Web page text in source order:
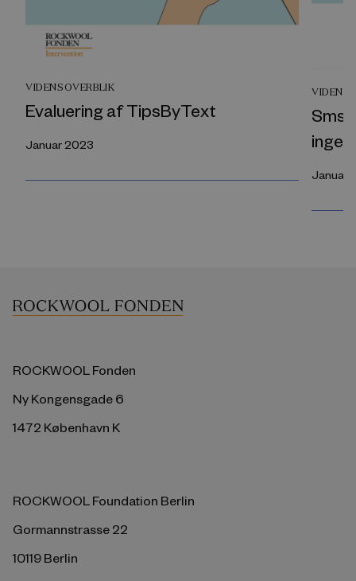
VIDENSOVERBLIK
Evaluering af TipsByText
Januar 2023
Januar
ROCKWOOL Fonden
Ny Kongensgade 6
1472 København K
ROCKWOOL Foundation Berlin
Gormannstrasse 22
10119 Berlin